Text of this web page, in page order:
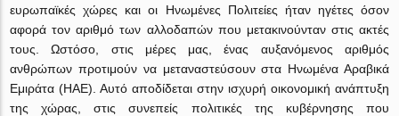
ευρωπαϊκές χώρες και οι Ηνωμένες Πολιτείες ήταν ηγέτες όσον
αφορά τον αριθμό των αλλοδαπών που μετακινούνταν στις ακτές
τους. Ωστόσο, στις μέρες μας, ένας αυξανόμενος αριθμός
ανθρώπων προτιμούν να μεταναστεύσουν στα Ηνωμένα Αραβικά
Εμιράτα (ΗΑΕ). Αυτό αποδίδεται στην ισχυρή οικονομική ανάπτυξη
της χώρας, στις συνεπείς πολιτικές της κυβέρνησης που